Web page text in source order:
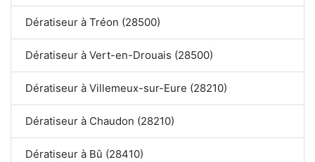
Dératiseur à Tréon (28500)
Dératiseur à Vert-en-Drouais (28500)
Dératiseur à Villemeux-sur-Eure (28210)
Dératiseur à Chaudon (28210)
Dératiseur à Bû (28410)